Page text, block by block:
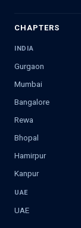
CHAPTERS
INDIA
Gurgaon
Mumbai
Bangalore
Rewa
Bhopal
Hamirpur
Kanpur
UAE
UAE